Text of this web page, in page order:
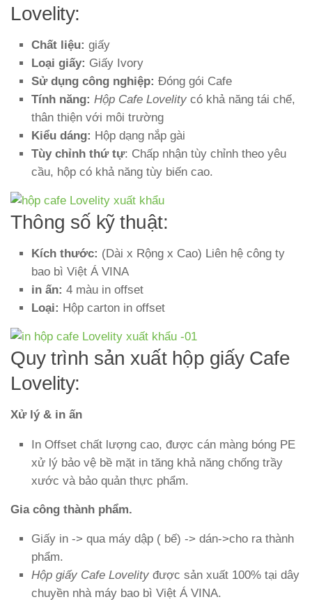
Lovelity:
Chất liệu: giấy
Loại giấy: Giấy Ivory
Sử dụng công nghiệp: Đóng gói Cafe
Tính năng: Hộp Cafe Lovelity có khả năng tái chế,
thân thiện với môi trường
Kiểu dáng: Hộp dạng nắp gài
Tùy chỉnh thứ tự: Chấp nhận tùy chỉnh theo yêu
cầu, hộp có khả năng tùy biến cao.
Thông số kỹ thuật:
Kích thước: (Dài x Rộng x Cao) Liên hệ công ty
bao bì Việt Á VINA
in ấn: 4 màu in offset
Loại: Hộp carton in offset
Quy trình sản xuất hộp giấy Cafe
Lovelity:
Xử lý & in ấn
In Offset chất lượng cao, được cán màng bóng PE
xử lý bảo vệ bề mặt in tăng khả năng chống trầy
xước và bảo quản thực phẩm.
Gia công thành phẩm.
Giấy in -> qua máy dập ( bế) -> dán->cho ra thành
phẩm.
Hộp giấy Cafe Lovelity được sản xuất 100% tại dây
chuyền nhà máy bao bì Việt Á VINA.